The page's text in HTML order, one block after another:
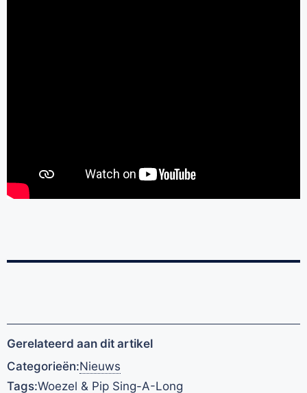
Gerelateerd aan dit artikel
Categorieën:Nieuws
Tags:Woezel & Pip Sing-A-Long